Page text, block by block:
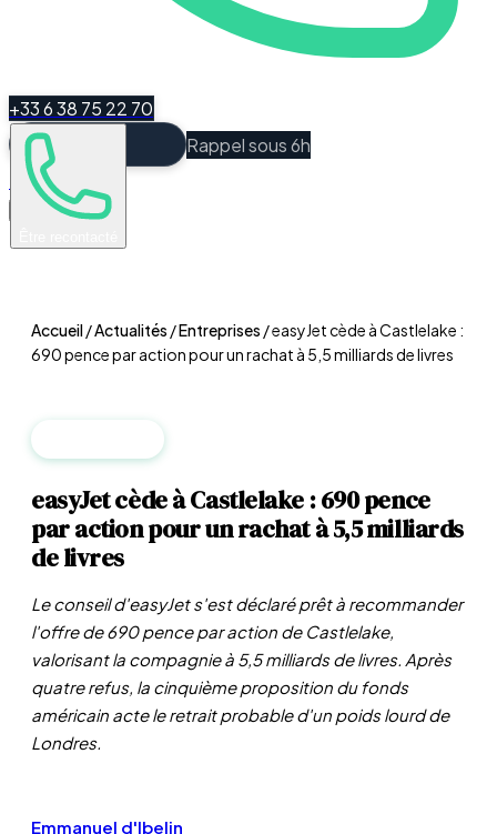
+33 6 38 75 22 70
Rappel sous 6h
Espace Client
Accueil/Actualités /Entreprises /easyJet cède à Castlelake :
690 pence par action pour un rachat à 5,5 milliards de livres
easyJet cède à Castlelake : 690 pence
par action pour un rachat à 5,5 milliards
de livres
Le conseil d'easyJet s'est déclaré prêt à recommander
l'offre de 690 pence par action de Castlelake,
valorisant la compagnie à 5,5 milliards de livres. Après
quatre refus, la cinquième proposition du fonds
américain acte le retrait probable d'un poids lourd de
Londres.
Emmanuel d'Ibelin